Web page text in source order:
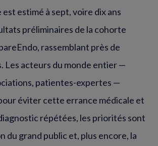
est estimé à sept, voire dix ans
préliminaires de la cohorte
rassemblant près de
Les acteurs du monde entier —
patientes-expertes —
éviter cette errance médicale et
répétées, les priorités sont
du grand public et, plus encore, la